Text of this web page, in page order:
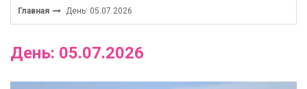
Главная День: 05.07.2026
День: 05.07.2026